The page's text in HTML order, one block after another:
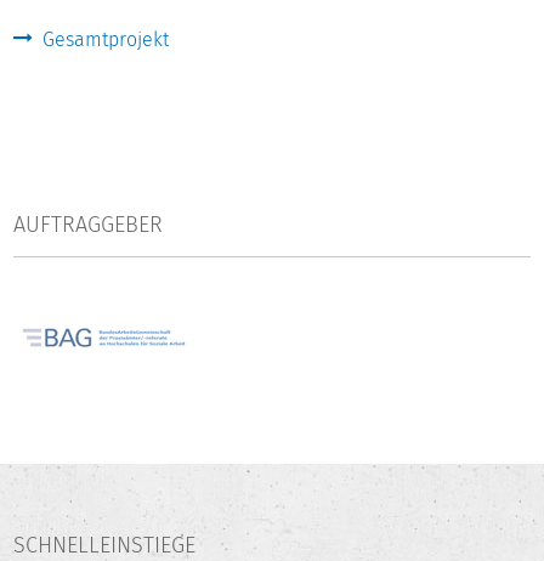
Gesamtprojekt
AUFTRAGGEBER
SCHNELLEINSTIEGE